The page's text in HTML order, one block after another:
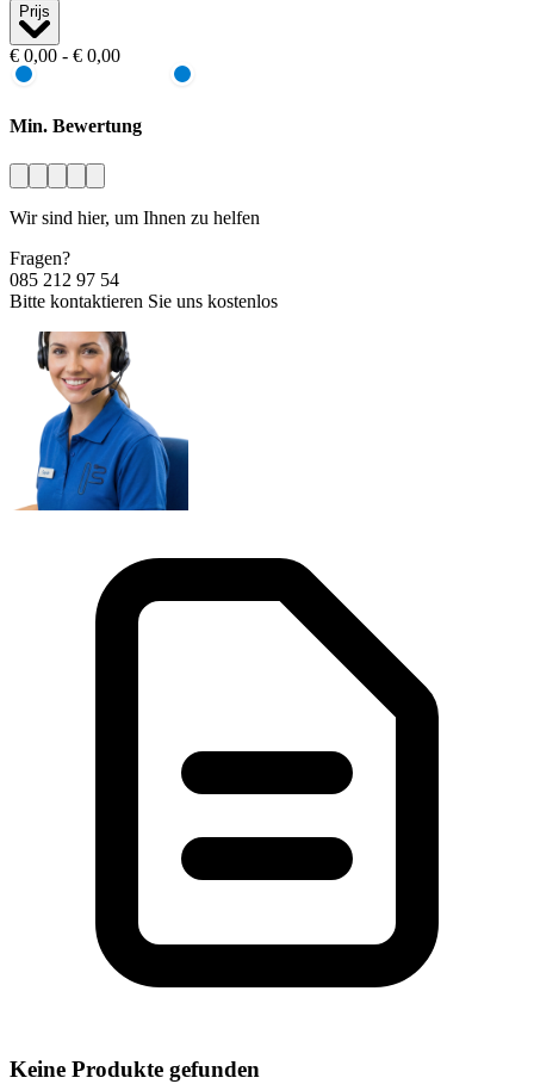
Prijs
€ 0,00 - € 0,00
Min. Bewertung
Wir sind hier, um Ihnen zu helfen
Fragen?
085 212 97 54
Bitte kontaktieren Sie uns kostenlos
Keine Produkte gefunden